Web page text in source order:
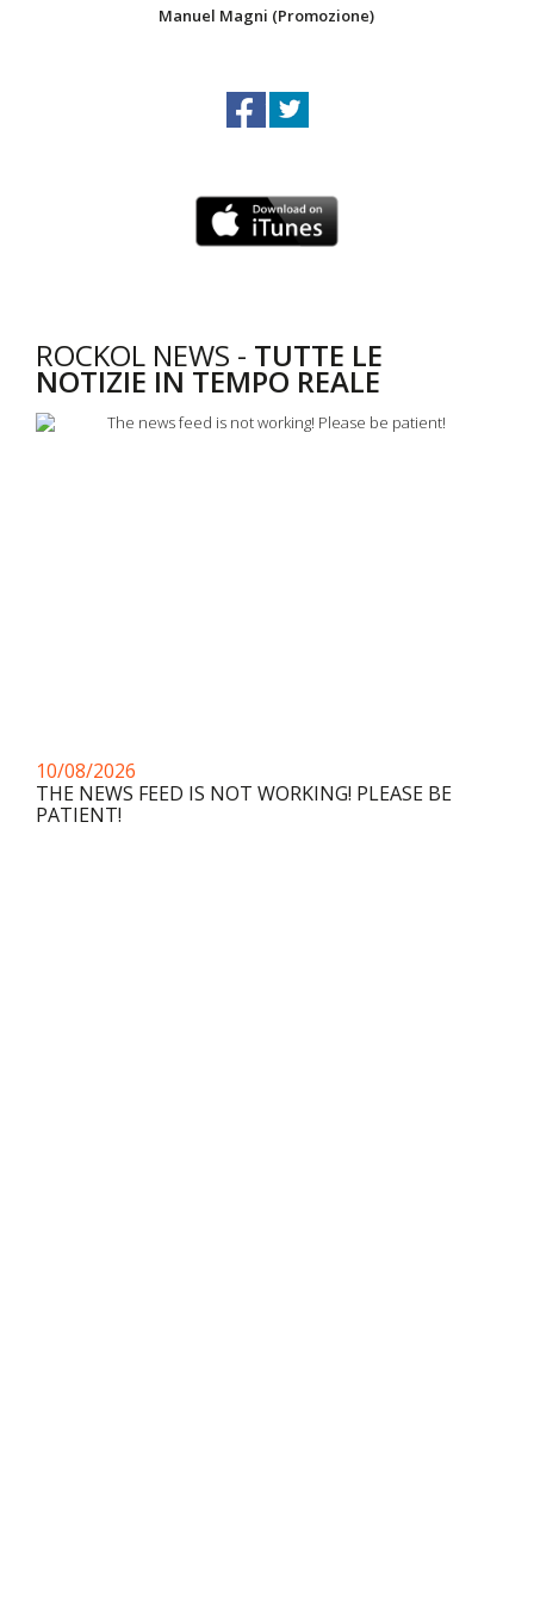
Manuel Magni (Promozione)
ROCKOL NEWS - TUTTE LE
NOTIZIE IN TEMPO REALE
10/08/2026
THE NEWS FEED IS NOT WORKING! PLEASE BE
PATIENT!